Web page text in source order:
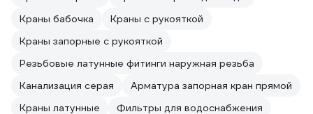
Краны бабочка
Краны с рукояткой
Краны запорные с рукояткой
Резьбовые латунные фитинги наружная резьба
Канализация серая
Арматура запорная кран прямой
Краны латунные
Фильтры для водоснабжения